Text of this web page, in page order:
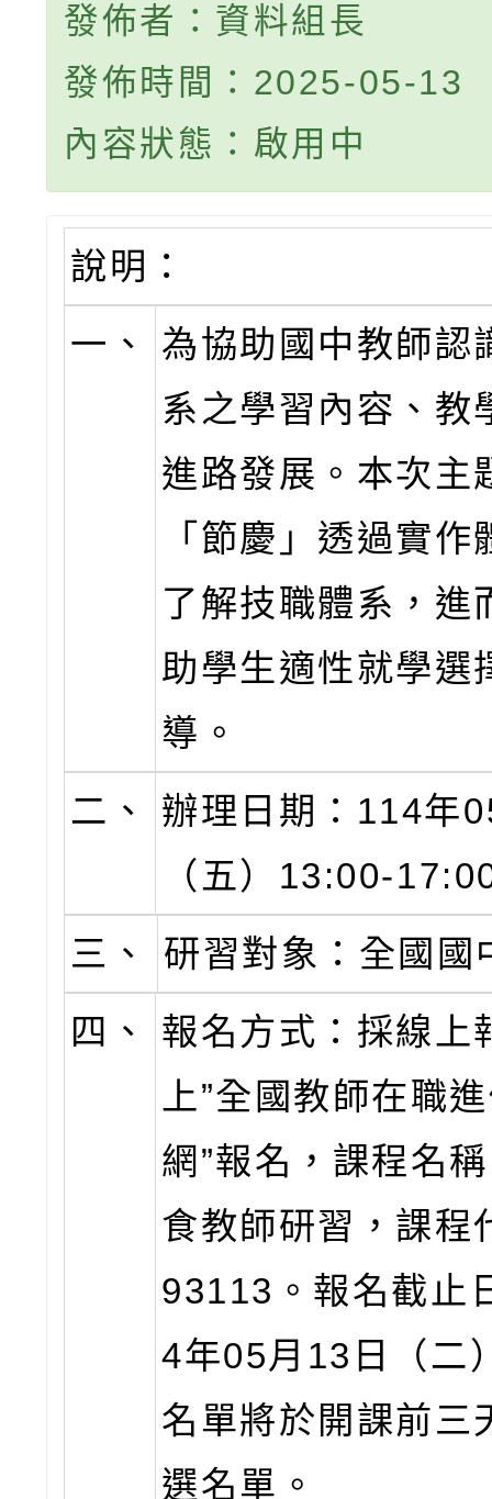
發佈者：資料組長
發佈時間：2025-05-13
內容狀態：啟用中
說明：
一、
為協助國中教師認
系之學習內容、教
進路發展。本次主
「節慶」透過實作
了解技職體系，進
助學生適性就學選
導。
二、
辦理日期：114年
（五）13:00-
三、
研習對象：全國國
四、
報名方式：採線上
上”全國教師在職
網”報名，課程名
食教師研習，課程
93113。報名截止
4年05月13日（二
名單將於開課前三
選名單。